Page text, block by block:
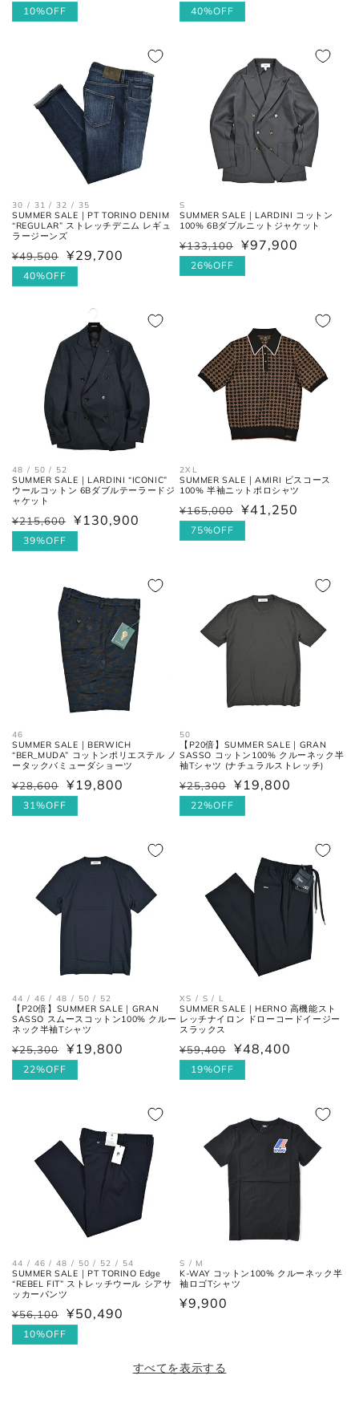
常
ー10%OFF
常
ー40%OFF
30 / 31 / 32 / 35
SUMMER SALE｜PT TORINO DENIM
“REGULAR” ストレッチデニム レギュ
ラージーンズ
通
常
¥49,500
セ
ー
¥29,700
40%OFF
S
SUMMER SALE｜LARDINI コットン
100% 6Bダブルニットジャケット
通
常
¥133,100
セ
ー
¥97,900
26%OFF
48 / 50 / 52
SUMMER SALE｜LARDINI “ICONIC”
ウールコットン 6Bダブルテーラードジ
ャケット
通
常
¥215,600
セ
ー
¥130,900
39%OFF
2XL
SUMMER SALE｜AMIRI ビスコース
100% 半袖ニットポロシャツ
通
常
¥165,000
セ
ー
¥41,250
75%OFF
46
SUMMER SALE｜BERWICH
“BER_MUDA” コットンポリエステル ノ
ータックバミューダショーツ
通
常
¥28,600
セ
ー
¥19,800
31%OFF
50
【P20倍】SUMMER SALE｜GRAN
SASSO コットン100% クルーネック半
袖Tシャツ (ナチュラルストレッチ)
通
常
¥25,300
セ
ー
¥19,800
22%OFF
44 / 46 / 48 / 50 / 52
【P20倍】SUMMER SALE｜GRAN
SASSO スムースコットン100% クルー
ネック半袖Tシャツ
通
常
¥25,300
セ
ー
¥19,800
22%OFF
XS / S / L
SUMMER SALE｜HERNO 高機能スト
レッチナイロン ドローコードイージー
スラックス
通
常
¥59,400
セ
ー
¥48,400
19%OFF
44 / 46 / 48 / 50 / 52 / 54
SUMMER SALE｜PT TORINO Edge
“REBEL FIT” ストレッチウール シアサ
ッカーパンツ
通
常
¥56,100
セ
ー
¥50,490
10%OFF
S / M
K-WAY コットン100% クルーネック半
袖ロゴTシャツ
通
格
¥9,900
すべてを表示する
ウエス
ト
平置きにし、自然なテンションを
加え端と端を結んだ長さ×2。
股上
フロントの上端から股下の縫い目
の交点。
股下
股下の縫い目の交点から、内側の
(ワタリ
股下の縫い目の交点から、5cm裾
方向へ下がった位置の端と端を結
裾幅 裾の端と端を結んだ長さ。
ネクタイ
大剣と小剣の先端を結んだ長さ。
大剣幅 大剣の剣先幅。
シューズ
全長
アウトソールに沿って前後の先端
を結んだ長さ。
最大幅
一番張り出しているアウトソール
の最大幅。
高さ
ヒールの上端と下端を結んだ長
さ。
お直しについては
のページでご確認